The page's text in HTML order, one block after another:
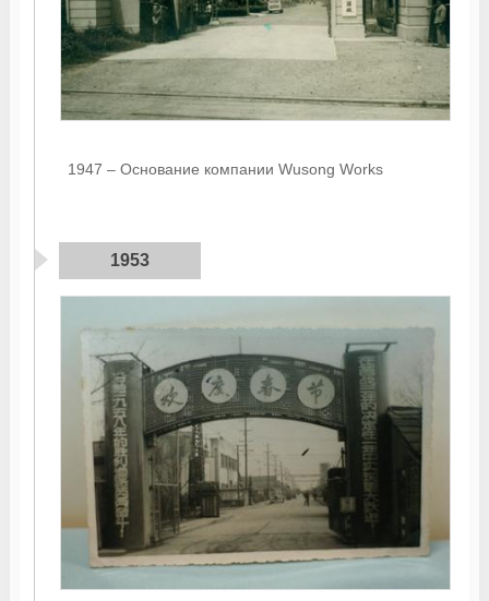
1947 – Основание компании Wusong Works
1953